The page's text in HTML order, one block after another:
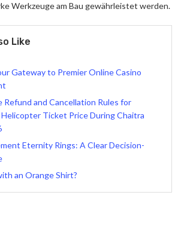
Werkzeuge am Bau gewährleistet werden.
Like
Gateway to Premier Online Casino
and Cancellation Rules for
Helicopter Ticket Price During Chaitra
Eternity Rings: A Clear Decision-
an Orange Shirt?